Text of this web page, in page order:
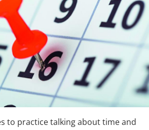
to practice talking about time and